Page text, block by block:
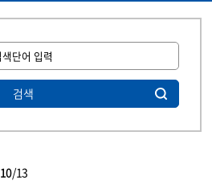
검색
10/13